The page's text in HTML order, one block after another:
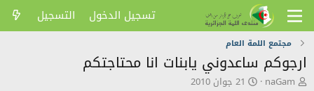
تسجيل الدخول التسجيل
مجتمع اللمة العام
ارجوكم ساعدوني يابنات انا محتاجتكم
ك
naGam ت21 جوان 2010